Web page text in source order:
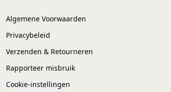
Algemene Voorwaarden
Privacybeleid
Verzenden & Retourneren
Rapporteer misbruik
Cookie-instellingen